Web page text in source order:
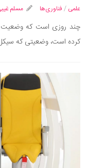
علمی / فناوری‌ها مسلم
چند روزی است که وضعیت
کرده است، وضعیتی که